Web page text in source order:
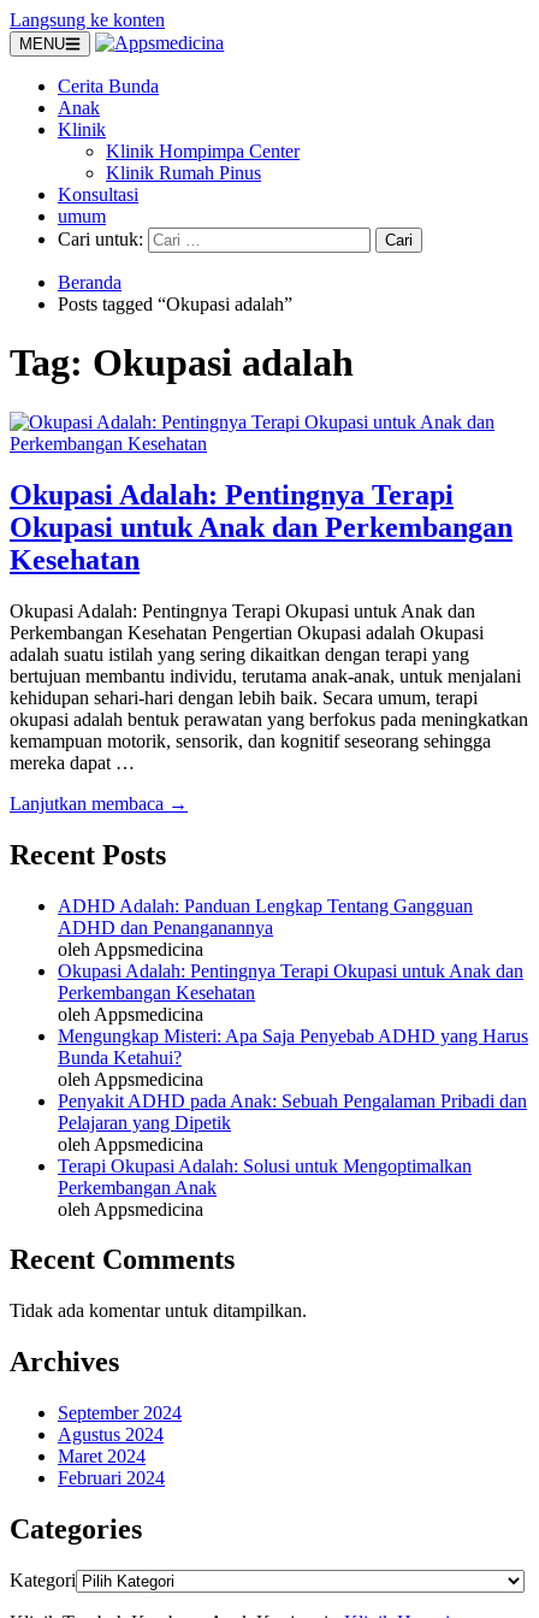
Langsung ke konten
MENU
Cerita Bunda
Anak
Klinik
Klinik Hompimpa Center
Klinik Rumah Pinus
Konsultasi
umum
Cari untuk:
Beranda
Posts tagged “Okupasi adalah”
Tag: Okupasi adalah
Okupasi Adalah: Pentingnya Terapi
Okupasi untuk Anak dan Perkembangan
Kesehatan
Okupasi Adalah: Pentingnya Terapi Okupasi untuk Anak dan
Perkembangan Kesehatan Pengertian Okupasi adalah Okupasi
adalah suatu istilah yang sering dikaitkan dengan terapi yang
bertujuan membantu individu, terutama anak-anak, untuk menjalani
kehidupan sehari-hari dengan lebih baik. Secara umum, terapi
okupasi adalah bentuk perawatan yang berfokus pada meningkatkan
kemampuan motorik, sensorik, dan kognitif seseorang sehingga
mereka dapat …
Lanjutkan membaca →
Recent Posts
ADHD Adalah: Panduan Lengkap Tentang Gangguan
ADHD dan Penanganannya
oleh Appsmedicina
Okupasi Adalah: Pentingnya Terapi Okupasi untuk Anak dan
Perkembangan Kesehatan
oleh Appsmedicina
Mengungkap Misteri: Apa Saja Penyebab ADHD yang Harus
Bunda Ketahui?
oleh Appsmedicina
Penyakit ADHD pada Anak: Sebuah Pengalaman Pribadi dan
Pelajaran yang Dipetik
oleh Appsmedicina
Terapi Okupasi Adalah: Solusi untuk Mengoptimalkan
Perkembangan Anak
oleh Appsmedicina
Recent Comments
Tidak ada komentar untuk ditampilkan.
Archives
September 2024
Agustus 2024
Maret 2024
Februari 2024
Categories
Kategori